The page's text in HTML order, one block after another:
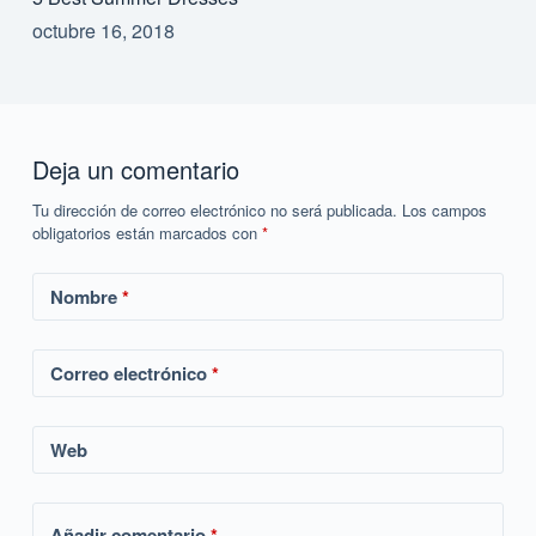
octubre 16, 2018
Deja un comentario
Tu dirección de correo electrónico no será publicada. Los campos
obligatorios están marcados con *
Nombre*
Correo electrónico*
Web